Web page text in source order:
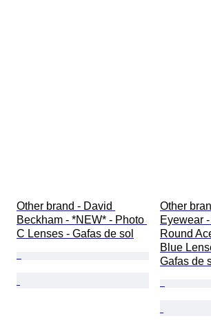
Other brand - David
Beckham - *NEW* - Photo
C Lenses - Gafas de sol
Other
Eyewear
Round
Blue
Gafas de